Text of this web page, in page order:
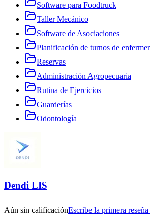
Software para Foodtruck
Taller Mecánico
Software de Asociaciones
Planificación de turnos de
Reservas
Administración Agropecuaria
Rutina de Ejercicios
Guarderías
Odontología
Dendi LIS
Aún sin calificaciónEscribe la primera reseña